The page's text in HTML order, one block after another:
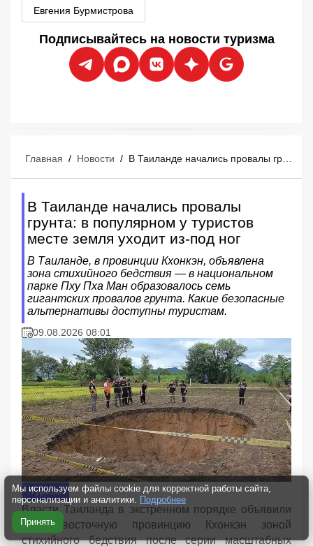
Евгения Бурмистрова
Подписывайтесь на новости туризма
Главная / Новости /
В Таиланде начались провалы
грунта: в популярном у туристов
месте земля уходит из-под ног
В Таиланде, в провинции Кхонкэн, объявлена
зона стихийного бедствия — в национальном
парке Пху Пха Ман образовалось семь
гигантских провалов грунта. Какие безопасные
альтернативы доступны туристам.
09.08.2026 08:01
Туризм
Власти Таиланда в экстренном порядке объявили
северо-восточную провинцию Кхонкэн зоной
стихийного бедствия после серии масштабных
Мы используем файлы cookie для корректной работы сайта,
персонализации и аналитики. Подробнее
Принять